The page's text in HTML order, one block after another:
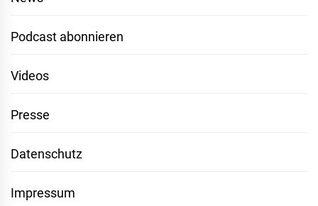
Podcast abonnieren
Videos
Presse
Datenschutz
Impressum